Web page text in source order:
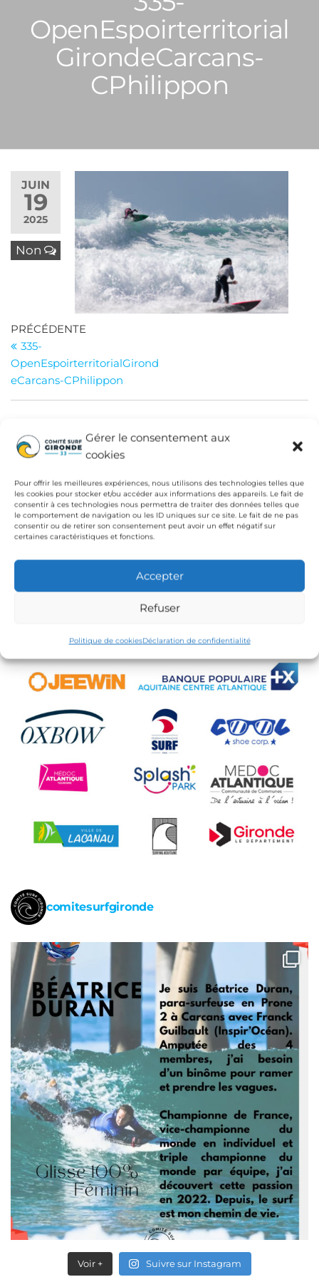
Gérer le consentement aux
cookies
Pour offrir les meilleures expériences, nous utilisons des technologies telles que
les cookies pour stocker et/ou accéder aux informations des appareils. Le fait de
consentir à ces technologies nous permettra de traiter des données telles que
le comportement de navigation ou les ID uniques sur ce site. Le fait de ne pas
consentir ou de retirer son consentement peut avoir un effet négatif sur
certaines caractéristiques et fonctions.
Accepter
Refuser
Politique de cookiesDéclaration de confidentialité
OpenEspoirterritorial
GirondeCarcans-
CPhilippon
JUIN
19
2025
Non
Navigation
de
l’article
Article
précédent
PRÉCÉDENTE
335-
OpenEspoirterritorialGirond
eCarcans-CPhilippon
INSTITUTIONS
Conseil Départemental de la Gironde
Ligue de Surf de Nouvelle Aquitaine
CdC Médoc Atlantique
comitesurfgironde
Voir + Suivre sur Instagram